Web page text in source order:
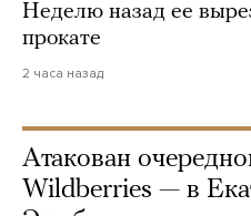
Неделю назад ее
прокате
2 часа назад
Атакован
Wildberries — в